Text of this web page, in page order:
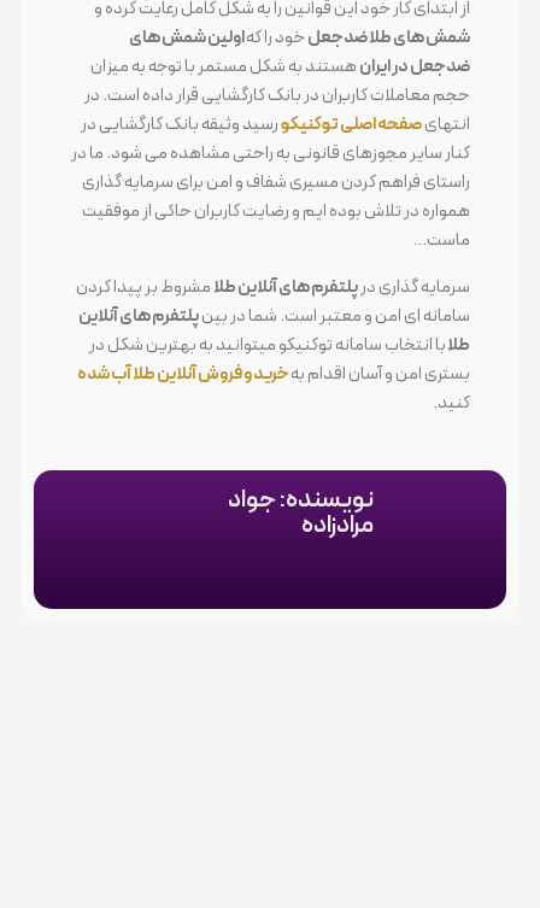
از ابتدای کار خود این قوانین را به شکل کامل رعایت کرده و
شمش های طلا ضدجعلخود را کهاولین شمش های
ضدجعل در ایرانهستند به شکل مستمر با توجه به میزان
حجم معاملات کاربران در بانک کارگشایی قرار داده است. در
انتهایصفحه اصلی توکنیکورسید وثیقه بانک کارگشایی در
کنار سایر مجوزهای قانونی به راحتی مشاهده می شود. ما در
راستای فراهم کردن مسیری شفاف و امن برای سرمایه گذاری
همواره در تلاش بوده ایم و رضایت کاربران حاکی از موفقیت
ماست…
سرمایه گذاری درپلتفرم های آنلاین طلامشروط بر پیدا کردن
سامانه ای امن و معتبر است. شما در بینپلتفرم های آنلاین
طلابا انتخاب سامانه توکنیکو میتوانید به بهترین شکل در
بستری امن و آسان اقدام بهخرید و فروش آنلاین طلا آب شده
کنید.
نویسنده: جواد
مرادزاده